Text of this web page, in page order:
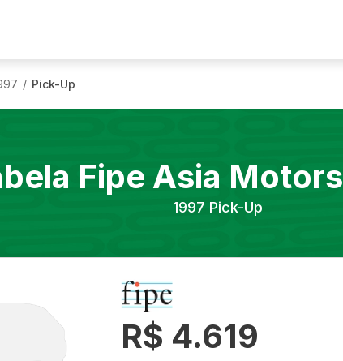
/ Pick-Up
Fipe Asia Motors
1997 Pick-Up
R$ 4.619